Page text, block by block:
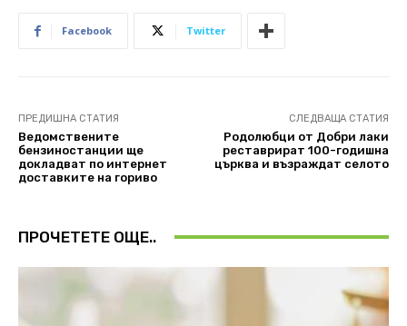
Facebook Twitter
ПРЕДИШНА СТАТИЯ
Ведомствените
бензиностанции ще
докладват по интернет
доставките на гориво
СЛЕДВАЩА СТАТИЯ
Родолюбци от Добри лаки
реставрират 100-годишна
църква и възраждат селото
ПРОЧЕТЕТЕ ОЩЕ..